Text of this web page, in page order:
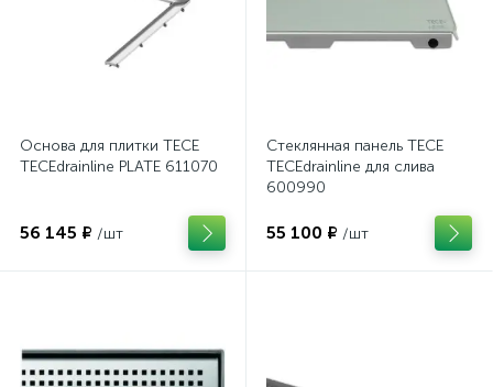
Основа для плитки TECE
TECEdrainline PLATE 611070
56 145 ₽ /шт
Стеклянная панель TECE
TECEdrainline для слива
600990
55 100 ₽ /шт